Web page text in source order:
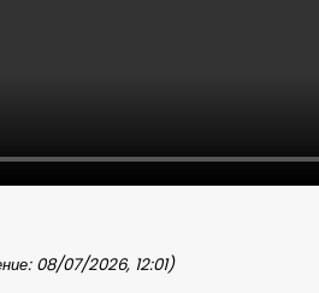
08/07/2026, 12:01)